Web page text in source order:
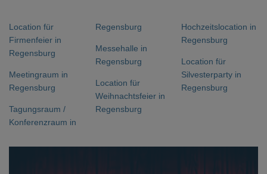
Location für
Firmenfeier in
Regensburg
Meetingraum in
Regensburg
Tagungsraum /
Konferenzraum in
Regensburg
Messehalle in
Regensburg
Location für
Weihnachtsfeier in
Regensburg
Hochzeitslocation in
Regensburg
Location für
Silvesterparty in
Regensburg